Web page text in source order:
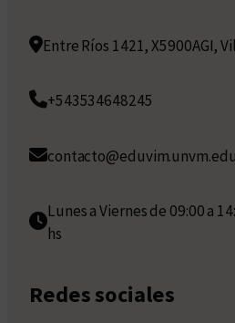
Entre Ríos 1421, X5900AGI,
+543534648245
Lunes a Viernes de 09:00 a
hs
Redes sociales